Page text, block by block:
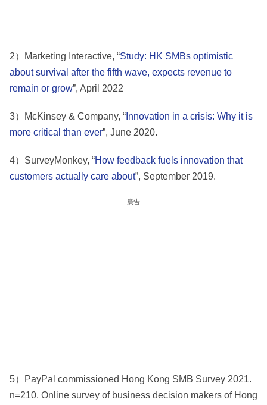
2）Marketing Interactive, “Study: HK SMBs optimistic
about survival after the fifth wave, expects revenue to
remain or grow”, April 2022
3）McKinsey & Company, “ Innovation in a crisis: Why it is
more critical than ever”, June 2020.
4）SurveyMonkey, “How feedback fuels innovation that
customers actually care about”, September 2019.
廣告
5）PayPal commissioned Hong Kong SMB Survey 2021.
n=210. Online survey of business decision makers of Hong